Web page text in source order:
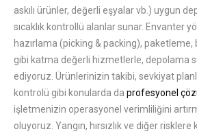
askılı ürünler, değerli eşyalar vb.) uygun
sıcaklık kontrollü alanlar sunar. Envanter
hazırlama (picking & packing), paketleme,
gibi katma değerli hizmetlerle, depolama
ediyoruz. Ürünlerinizin takibi, sevkiyat
kontrolü gibi konularda da profesyonel
işletmenizin operasyonel verimliliğini
oluyoruz. Yangın, hırsızlık ve diğer risklere